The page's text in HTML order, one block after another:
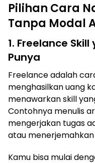
Pilihan Cara
Tanpa Modal
1. Freelance
Punya
Freelance adalah
menghasilkan uang
menawarkan skill
Contohnya menulis
mengerjakan tugas
atau
Kamu bisa mulai